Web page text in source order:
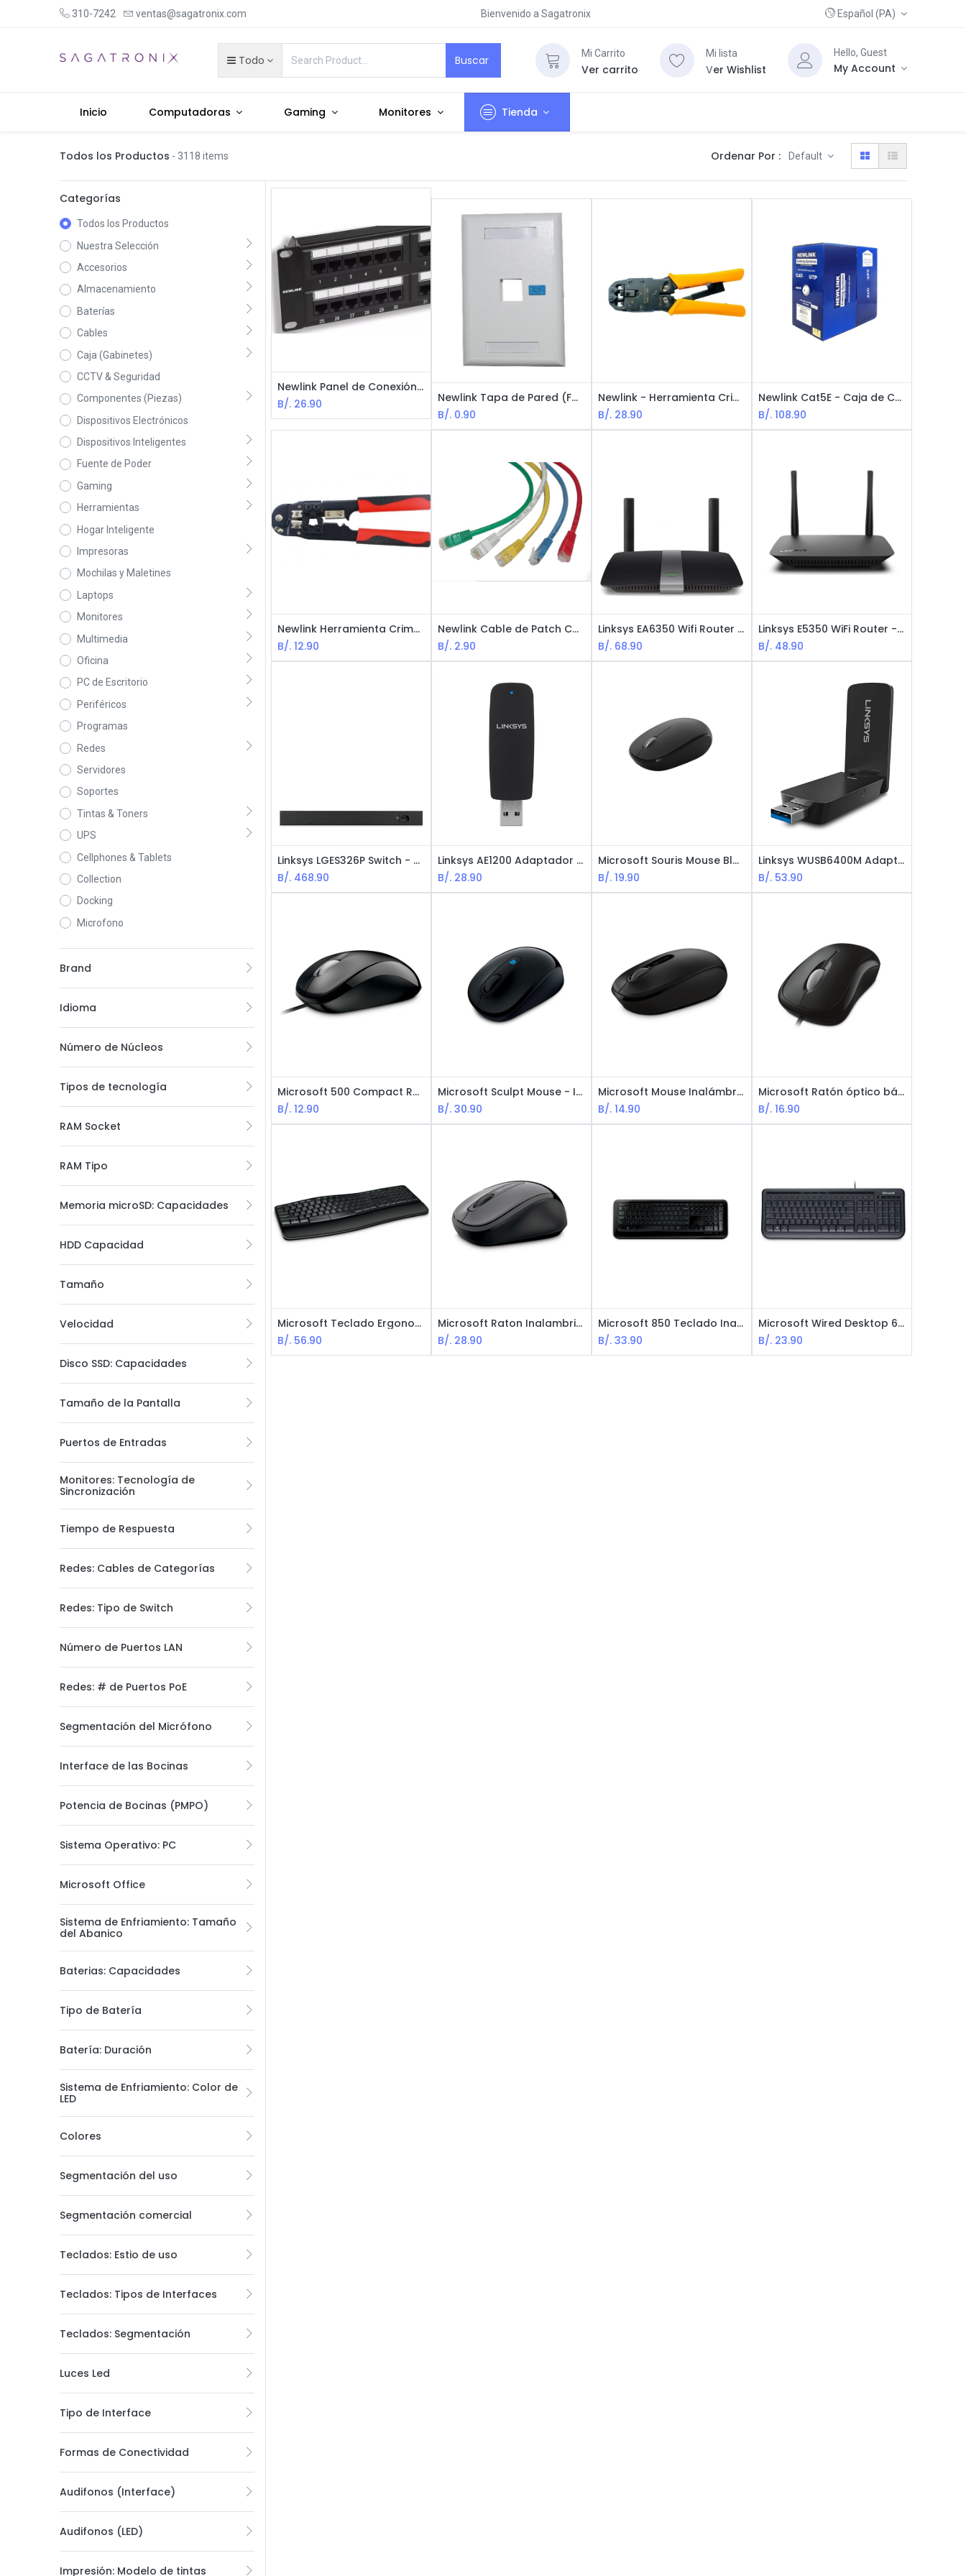
310-7242 ventas@sagatronix.com Bienvenido a Sagatronix Español (PA)
Todo Buscar Mi Carrito
Ver carrito
Mi lista
Ver Wishlist
Hello, Guest
My Account
Inicio Computadoras Gaming Monitores Tienda
Todos los Productos - 3118 items Ordenar Por : Default
Categorías
Todos los Productos
Nuestra Selección
Accesorios
Almacenamiento
Baterías
Cables
Caja (Gabinetes)
CCTV & Seguridad
Componentes (Piezas)
Dispositivos Electrónicos
Dispositivos Inteligentes
Fuente de Poder
Gaming
Herramientas
Hogar Inteligente
Impresoras
Mochilas y Maletines
Laptops
Monitores
Multimedia
Oficina
PC de Escritorio
Periféricos
Programas
Redes
Servidores
Soportes
Tintas & Toners
UPS
Cellphones & Tablets
Collection
Docking
Microfono
Brand
Idioma
Número de Núcleos
Tipos de tecnología
RAM Socket
RAM Tipo
Memoria microSD: Capacidades
HDD Capacidad
Tamaño
Velocidad
Disco SSD: Capacidades
Tamaño de la Pantalla
Puertos de Entradas
Monitores: Tecnología de
Sincronización
Tiempo de Respuesta
Redes: Cables de Categorías
Redes: Tipo de Switch
Número de Puertos LAN
Redes: # de Puertos PoE
Segmentación del Micrófono
Interface de las Bocinas
Potencia de Bocinas (PMPO)
Sistema Operativo: PC
Microsoft Office
Sistema de Enfriamiento: Tamaño
del Abanico
Baterias: Capacidades
Tipo de Batería
Batería: Duración
Sistema de Enfriamiento: Color de
LED
Colores
Segmentación del uso
Segmentación comercial
Teclados: Estio de uso
Teclados: Tipos de Interfaces
Teclados: Segmentación
Luces Led
Tipo de Interface
Formas de Conectividad
Audifonos (Interface)
Audifonos (LED)
Impresión: Modelo de tintas
Newlink Panel de Conexión (Patch Panel) Cat 6A - Disponible en 24 y 48 puertos
B/. 26.90
Newlink Tapa de Pared (Faceplate) - Disponible en 1 y 2 puertos
B/. 0.90
Newlink - Herramienta Crimper Multifuncional para Plug Modular RJ45
B/. 28.90
Newlink Cat5E - Caja de Cable de Red
B/.108.90
Newlink Herramienta Crimper - Plug Modular RJ45
B/.12.90
Newlink Cable de Patch Cat5E - Opciones de Variedades de Longitudes y Colores
B/. 2.90
Linksys EA6350 Wifi Router - AC1200 / 4-Puertos Gigabit / USB3.0
B/. 68.90
Linksys E5350 WiFi Router - AC1000 / DUAL BAND
B/. 48.90
Linksys LGES326P Switch - 26 Puertos / Gigabit / PoE 192W
B/. 468.90
Linksys AE1200 Adaptador Wifi USB - LA N300
B/. 28.90
Microsoft Souris Mouse Bluetooth - Negro
B/.19.90
Linksys WUSB6400M Adaptador Wifi USB - MU-MIMO / AC1200
B/. 53.90
Microsoft 500 Compact Raton - USB / Negro
B/.12.90
Microsoft Sculpt Mouse - Inalámbrico / Black
B/.30.90
Microsoft Mouse Inalámbrico 1850 - Negro
B/.14.90
Microsoft Ratón óptico básico (for Business) negro - Black
B/.16.90
Microsoft Teclado Ergonomico - Cable USB - Black
B/. 56.90
Microsoft Raton Inalambrico 3500 - Gris
B/. 28.90
Microsoft 850 Teclado Inalámbrico Estándar, USB, Español
B/.33.90
Microsoft Wired Desktop 600 Teclado Estándard, USB, Español, Negro
B/. 23.90